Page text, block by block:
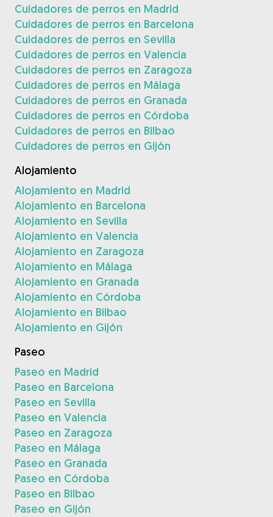
Cuidadores de perros en Madrid
Cuidadores de perros en Barcelona
Cuidadores de perros en Sevilla
Cuidadores de perros en Valencia
Cuidadores de perros en Zaragoza
Cuidadores de perros en Málaga
Cuidadores de perros en Granada
Cuidadores de perros en Córdoba
Cuidadores de perros en Bilbao
Cuidadores de perros en Gijón
Alojamiento
Alojamiento en Madrid
Alojamiento en Barcelona
Alojamiento en Sevilla
Alojamiento en Valencia
Alojamiento en Zaragoza
Alojamiento en Málaga
Alojamiento en Granada
Alojamiento en Córdoba
Alojamiento en Bilbao
Alojamiento en Gijón
Paseo
Paseo en Madrid
Paseo en Barcelona
Paseo en Sevilla
Paseo en Valencia
Paseo en Zaragoza
Paseo en Málaga
Paseo en Granada
Paseo en Córdoba
Paseo en Bilbao
Paseo en Gijón